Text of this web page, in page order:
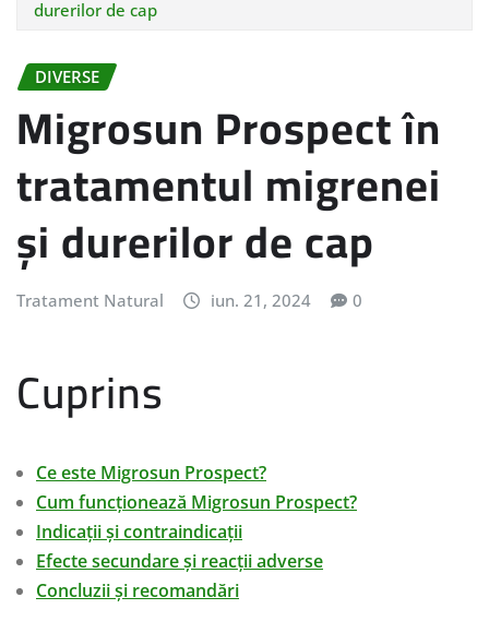
durerilor de cap
DIVERSE
Migrosun Prospect în
tratamentul migrenei
și durerilor de cap
Tratament Natural iun. 21, 2024 0
Cuprins
Ce este Migrosun Prospect?
Cum funcționează Migrosun Prospect?
Indicații și contraindicații
Efecte secundare și reacții adverse
Concluzii și recomandări